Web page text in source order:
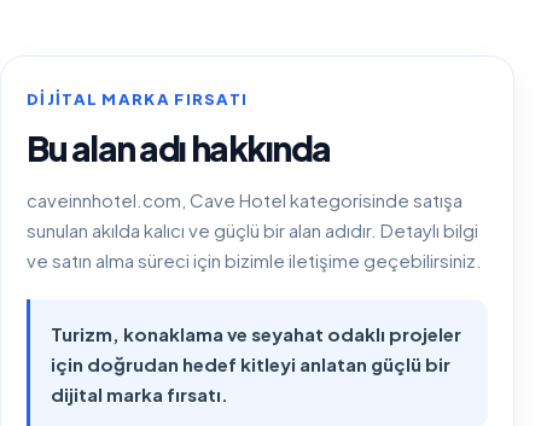
DIJITAL MARKA FIRSATI
Bu alan adı hakkında
caveinnhotel.com, Cave Hotel kategorisinde satışa
sunulan akılda kalıcı ve güçlü bir alan adıdır. Detaylı bilgi
ve satın alma süreci için bizimle iletişime geçebilirsiniz.
Turizm, konaklama ve seyahat odaklı projeler
için doğrudan hedef kitleyi anlatan güçlü bir
dijital marka fırsatı.